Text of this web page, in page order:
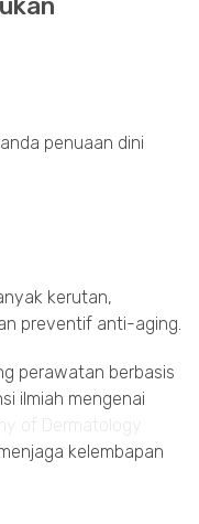
penuaan dini
kerutan,
preventif anti-aging.
perawatan berbasis
ilmiah mengenai
kelembapan